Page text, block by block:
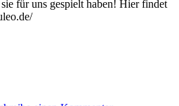
für uns gespielt haben! Hier findet